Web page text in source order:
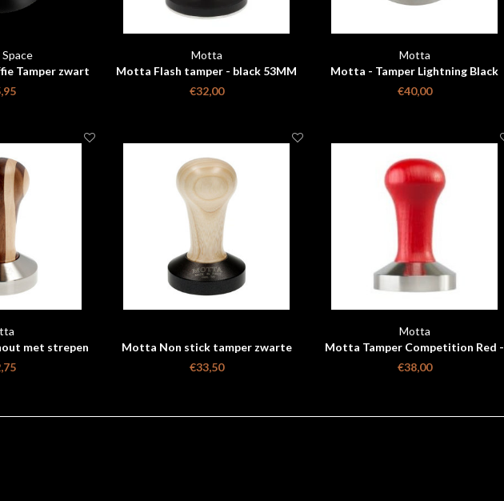
Tamper zwart
Motta
Motta Flash tamper - black 53MM
€32,00
Motta
Motta - Tamper Lightning Black
58,5mm
€40,00
met strepen
Motta Non stick tamper zwarte
base 58 MM
€33,50
Motta
Motta Tamper Competition Red -
58.4 mm
€38,00